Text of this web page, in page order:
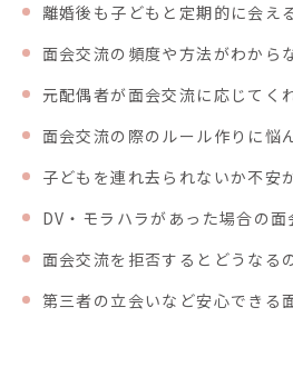
離婚後も子どもと定期的に会え
面会交流の頻度や方法がわから
元配偶者が面会交流に応じてく
面会交流の際のルール作りに悩
子どもを連れ去られないか不安
DV・モラハラがあった場合の
面会交流を拒否するとどうなる
第三者の立会いなど安心できる